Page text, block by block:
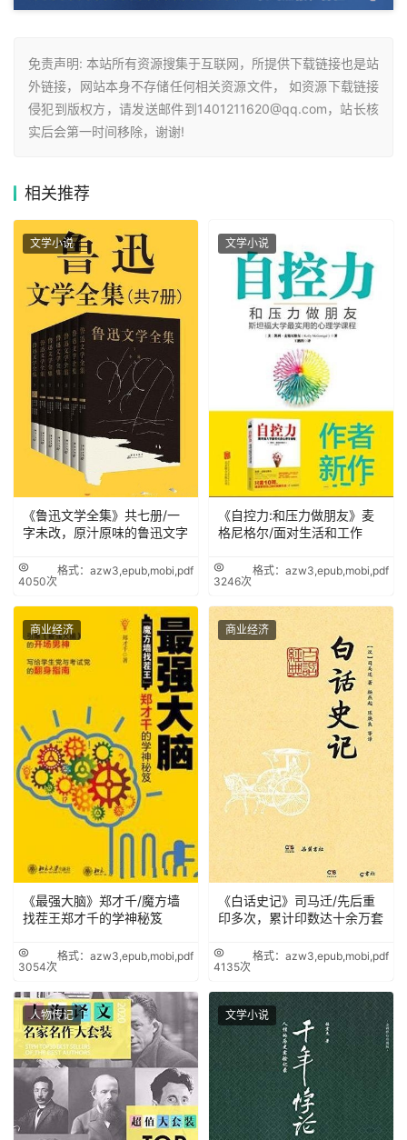
免责声明: 本站所有资源搜集于互联网，所提供下载链接也是站
外链接，网站本身不存储任何相关资源文件， 如资源下载链接
侵犯到版权方，请发送邮件到1401211620@qq.com，站长核
实后会第一时间移除，谢谢!
相关推荐
文学小说
《鲁迅文学全集》共七册/一
字未改，原汁原味的鲁迅文字
4050次
格式：azw3,epub,mobi,pdf
文学小说
《自控力:和压力做朋友》麦
格尼格尔/面对生活和工作
3246次
格式：azw3,epub,mobi,pdf
商业经济
《最强大脑》郑才千/魔方墙
找茬王郑才千的学神秘笈
3054次
格式：azw3,epub,mobi,pdf
商业经济
《白话史记》司马迁/先后重
印多次，累计印数达十余万套
4135次
格式：azw3,epub,mobi,pdf
人物传记 文学小说